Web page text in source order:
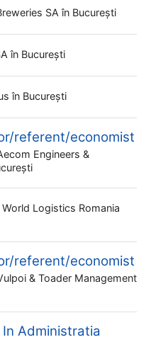
SA în București
în București
în București
referent/economist
Engineers &
World Logistics Romania
referent/economist
& Toader Management
Administratia